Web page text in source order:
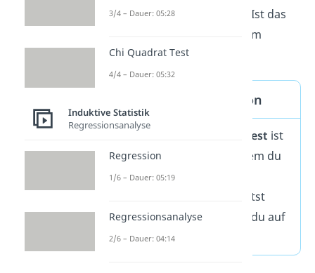
vorgegebenen Wert besteht. Ist das
der Fall, spricht man von einem
signifikanten Ergebnis
Signifikanztest Definition
Ein (normaler) Signifikanztest ist
ein statistischer Test, mit dem du
entscheidest, ob du eine
beibehältst
oder ablehnst. Das machst du auf
Basis einer Stichprobe.
3/4 – Dauer: 05:28
Chi Quadrat Test
4/4 – Dauer: 05:32
Induktive Statistik
Regressionsanalyse
Regression
1/6 – Dauer: 05:19
Regressionsanalyse
2/6 – Dauer: 04:14